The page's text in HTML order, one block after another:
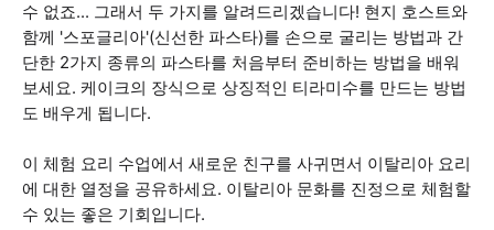
수 없죠... 그래서 두 가지를 알려드리겠습니다! 현지 호스트와
함께 '스포글리아'(신선한 파스타)를 손으로 굴리는 방법과 간
단한 2가지 종류의 파스타를 처음부터 준비하는 방법을 배워
보세요. 케이크의 장식으로 상징적인 티라미수를 만드는 방법
도 배우게 됩니다.
이 체험 요리 수업에서 새로운 친구를 사귀면서 이탈리아 요리
에 대한 열정을 공유하세요. 이탈리아 문화를 진정으로 체험할
수 있는 좋은 기회입니다.